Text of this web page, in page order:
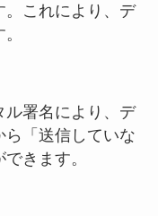
。これにより、デ
ル署名により、デ
ら「送信していな
きます。